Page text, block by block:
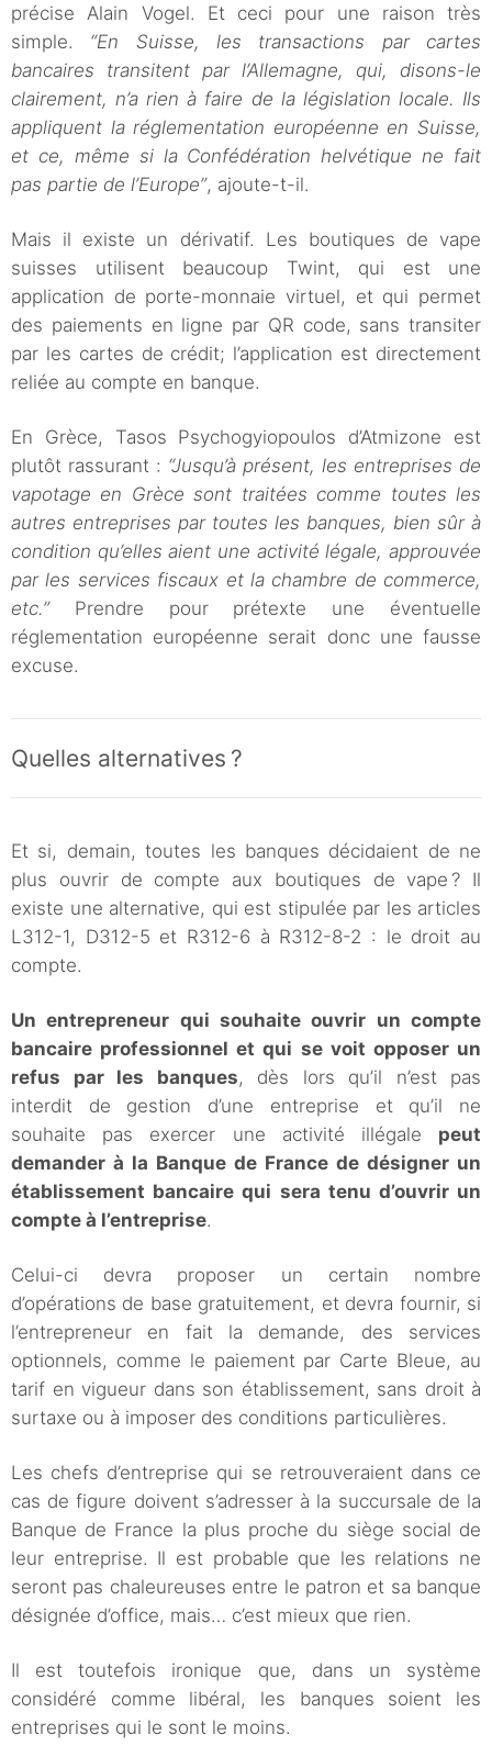
précise Alain Vogel. Et ceci pour une raison très
simple. “En Suisse, les transactions par cartes
bancaires transitent par l’Allemagne, qui, disons-le
clairement, n’a rien à faire de la législation locale. Ils
appliquent la réglementation européenne en Suisse,
et ce, même si la Confédération helvétique ne fait
pas partie de l’Europe”, ajoute-t-il.
Mais il existe un dérivatif. Les boutiques de vape
suisses utilisent beaucoup Twint, qui est une
application de porte-monnaie virtuel, et qui permet
des paiements en ligne par QR code, sans transiter
par les cartes de crédit; l’application est directement
reliée au compte en banque.
En Grèce, Tasos Psychogyiopoulos d’Atmizone est
plutôt rassurant : “Jusqu’à présent, les entreprises de
vapotage en Grèce sont traitées comme toutes les
autres entreprises par toutes les banques, bien sûr à
condition qu’elles aient une activité légale, approuvée
par les services fiscaux et la chambre de commerce,
etc.”Prendre pour prétexte une éventuelle
réglementation européenne serait donc une fausse
excuse.
Quelles alternatives ?
Et si, demain, toutes les banques décidaient de ne
plus ouvrir de compte aux boutiques de vape ? Il
existe une alternative, qui est stipulée par les articles
L312-1, D312-5 et R312-6 à R312-8-2 : le droit au
compte.
Un entrepreneur qui souhaite ouvrir un compte
bancaire professionnel et qui se voit opposer un
refus par les banques, dès lors qu’il n’est pas
interdit de gestion d’une entreprise et qu’il ne
souhaite pas exercer une activité illégale peut
demander à la Banque de France de désigner un
établissement bancaire qui sera tenu d’ouvrir un
compte à l’entreprise.
Celui-ci devra proposer un certain nombre
d’opérations de base gratuitement, et devra fournir, si
l’entrepreneur en fait la demande, des services
optionnels, comme le paiement par Carte Bleue, au
tarif en vigueur dans son établissement, sans droit à
surtaxe ou à imposer des conditions particulières.
Les chefs d’entreprise qui se retrouveraient dans ce
cas de figure doivent s’adresser à la succursale de la
Banque de France la plus proche du siège social de
leur entreprise. Il est probable que les relations ne
seront pas chaleureuses entre le patron et sa banque
désignée d’office, mais… c’est mieux que rien.
Il est toutefois ironique que, dans un système
considéré comme libéral, les banques soient les
entreprises qui le sont le moins.